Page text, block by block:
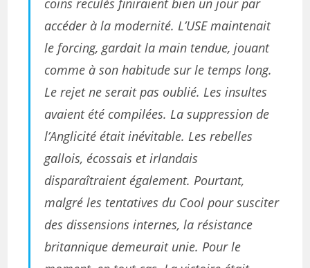
coins reculés finiraient bien un jour par
accéder à la modernité. L’USE maintenait
le forcing, gardait la main tendue, jouant
comme à son habitude sur le temps long.
Le rejet ne serait pas oublié. Les insultes
avaient été compilées. La suppression de
l’Anglicité était inévitable. Les rebelles
gallois, écossais et irlandais
disparaîtraient également. Pourtant,
malgré les tentatives du Cool pour susciter
des dissensions internes, la résistance
britannique demeurait unie. Pour le